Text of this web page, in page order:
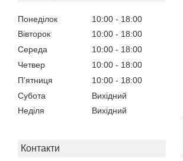
Понеділок 10:00
18:00
Вівторок
10:00
18:00
Середа
10:00
18:00
Четвер
10:00
18:00
Пʼятниця
10:00
18:00
Субота
Вихідний
Неділя
Вихідний
Контакти